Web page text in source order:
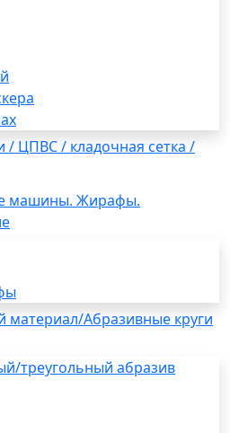
/ ЦПВС / кладочная сетка /
машины. Жирафы.
Абразивные круги
треугольный абразив